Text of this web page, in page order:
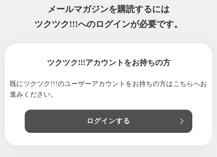
2022/06/08 テルミー療法橋本整体院❗️
2022/04/20穀雨❗️
春分♡
2022/02/04 立春! 春のスタートです♡
１０月スタート(^^)/
メールマガジンを購読するには
ツクツク!!!へのログインが必要です。
ツクツク!!!アカウントをお持ちの方
既にツクツク!!!のユーザーアカウントをお持ちの方はこちらへお
進みください。
ログインする